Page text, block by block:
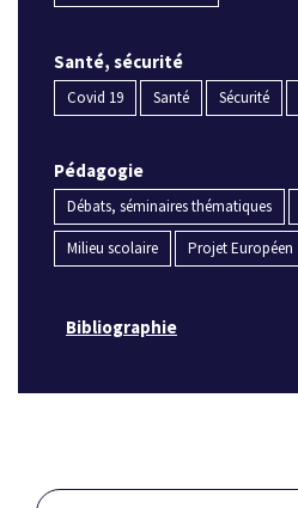
Santé, sécurité
Covid 19 Santé Sécurité
Pédagogie
Débats, séminaires thématiques
Milieu scolaire Projet Européen
Bibliographie